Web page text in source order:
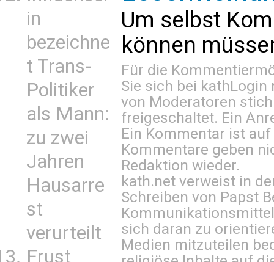
in
bezeichne
t Trans-
Politiker
als Mann:
zu zwei
Jahren
Hausarre
st
verurteilt
Frust
Um selbst
können
Für die
Sie sich bei kathLogin
von Moderatoren
freigeschaltet. Ein
Ein Kommentar ist
Kommentare geben
Redaktion wieder.
kath.net verweist in
Schreiben von Papst
sich daran zu
Medien mitzuteilen